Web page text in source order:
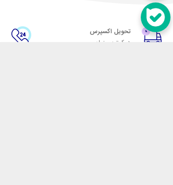
تحویل اکسپرس
در کمترین زمان